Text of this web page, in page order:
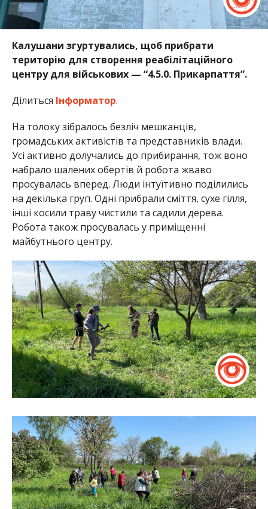
Калушани згуртувались, щоб прибрати
територію для створення реабілітаційного
центру для військових — “4.5.0. Прикарпаття”.
Ділиться Інформатор.
На толоку зібралось безліч мешканців,
громадських активістів та представників влади.
Усі активно долучались до прибирання, тож воно
набрало шалених обертів й робота жваво
просувалась вперед. Люди інтуїтивно поділились
на декілька груп. Одні прибрали сміття, сухе гілля,
інші косили траву чистили та садили дерева.
Робота також просувалась у приміщенні
майбутнього центру.